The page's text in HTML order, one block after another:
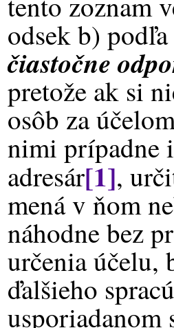
odsek b)
čiastočne
pretože ak si
osôb za
nimi prípadne
adresár[1],
mená v ňom
náhodne bez
určenia účelu,
ďalšieho
usporiadanom